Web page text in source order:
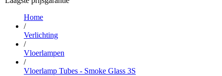
Home
/
Verlichting
/
Vloerlampen
/
Vloerlamp Tubes - Smoke Glass 3S